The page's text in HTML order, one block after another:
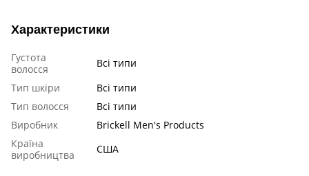
Характеристики
Густота
волосся
Всі типи
Тип шкіри
Всі типи
Тип волосся
Всі типи
Виробник
Brickell Men's Products
Країна
виробництва
США